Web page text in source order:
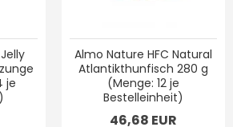
je
Almo Nature HFC Natural
Atlantikthunfisch 280 g
(Menge: 12 je
Bestelleinheit)
46,68 EUR